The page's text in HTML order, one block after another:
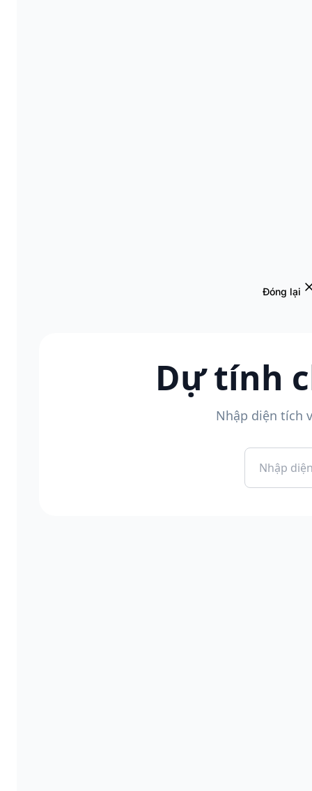
Đóng lại